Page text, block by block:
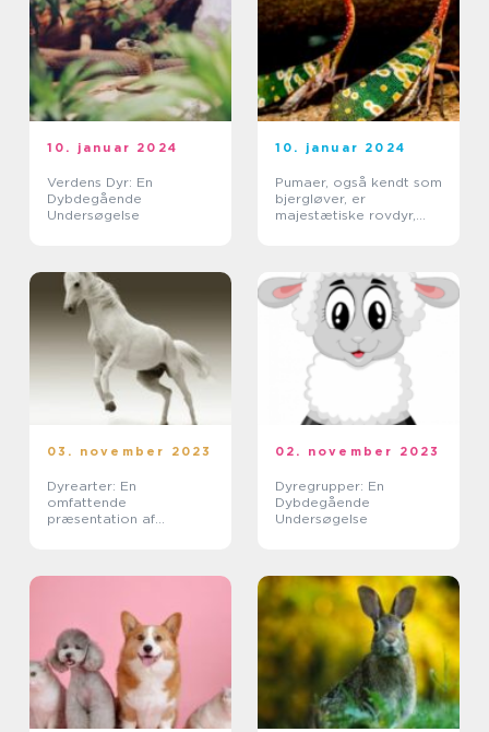
10. januar 2024
Verdens Dyr: En
Dybdegående
Undersøgelse
10. januar 2024
Pumaer, også kendt som
bjergløver, er
majestætiske rovdyr,
dyreelskere over hele
verden
03. november 2023
Dyrearter: En
omfattende
præsentation af
02. november 2023
Dyregrupper: En
Dybdegående
Undersøgelse